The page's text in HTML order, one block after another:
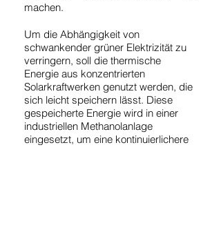
machen.
Um die Abhängigkeit von
schwankender grüner Elektrizität zu
verringern, soll die thermische
Energie aus konzentrierten
Solarkraftwerken genutzt werden, die
sich leicht speichern lässt. Diese
gespeicherte Energie wird in einer
industriellen Methanolanlage
eingesetzt, um eine kontinuierlichere